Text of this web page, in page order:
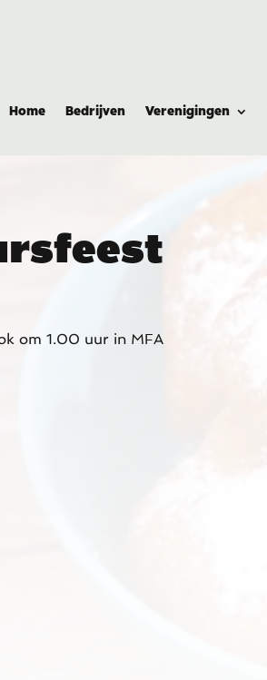
Home Bedrijven Verenigingen
om 1.00 uur in MFA